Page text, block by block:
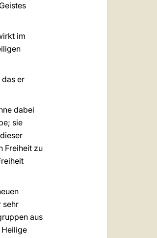
im
das er
dabei
sie
Freiheit zu
sehr
aus
Heilige